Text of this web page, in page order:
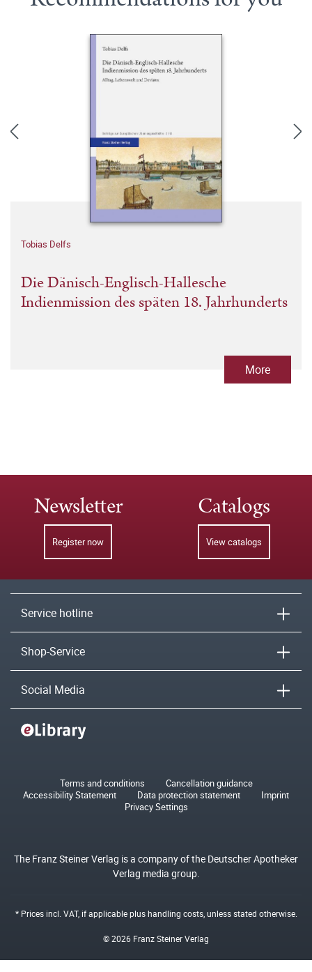
Tobias Delfs
Die Dänisch-Englisch-Hallesche
Indienmission des späten 18. Jahrhunderts
More
Newsletter
Register now
Catalogs
View catalogs
Service hotline
Shop-Service
Social Media
Terms and conditions
Cancellation guidance
Accessibility Statement
Data protection statement
Imprint
Privacy Settings
The Franz Steiner Verlag is a company of the Deutscher Apotheker
Verlag media group.
* Prices incl. VAT, if applicable plushandling costs, unless stated otherwise.
© 2026 Franz Steiner Verlag